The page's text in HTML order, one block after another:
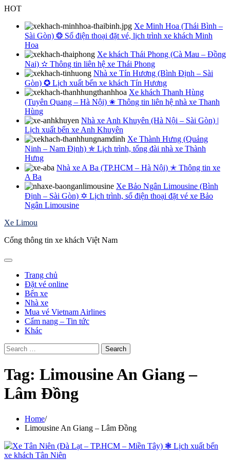
Skip
content
HOT
Xe Minh Hoa (Thái Bình –
Sài Gòn) ❂ Số điện thoại đặt vé, lịch trình xe khách Minh
Hoa
Xe khách Thái Phong (Cà Mau – Đồng
Nai) ✫ Thông tin liên hệ xe Thái Phong
Nhà xe Tín Hương (Bình Định – Sài
Gòn) ✪ Lịch xuất bến xe khách Tín Hương
Xe khách Thanh Hùng
(Tuyên Quang – Hà Nội) ✬ Thông tin liên hệ nhà xe Thanh
Hùng
Nhà xe Anh Khuyên (Hà Nội – Sài Gòn) |
Lịch xuất bến xe Anh Khuyên
Xe Thành Hưng (Quảng
Ninh – Nam Định) ✯ Lịch trình, tổng đài nhà xe Thành
Hưng
Nhà xe A Ba (TP.HCM – Hà Nội) ✭ Thông tin xe
A Ba
Xe Bảo Ngân Limousine (Bình
Định – Sài Gòn) ✡ Lịch trình, số điện thoại đặt vé xe Bảo
Ngân Limousine
Xe Limou
Cổng thông tin xe khách Việt Nam
Trang chủ
Đặt vé online
Bến xe
Nhà xe
Mua vé Vietnam Airlines
Cẩm nang – Tin tức
Khác
Search
for:
Tag: Limousine An Giang –
Lâm Đồng
Home
Limousine An Giang – Lâm Đồng